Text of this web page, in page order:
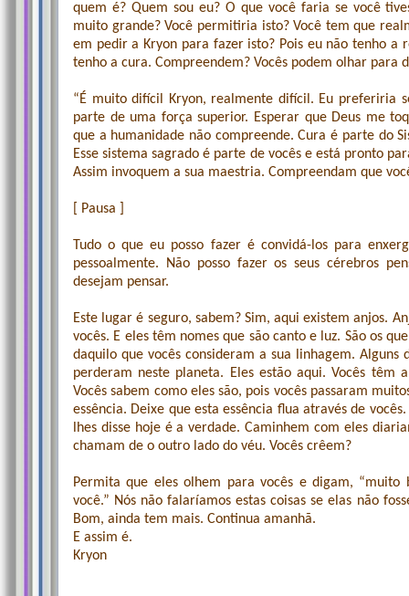
quem é? Quem sou eu? O que você faria se você
muito grande? Você permitiria isto? Você tem que
em pedir a Kryon para fazer isto? Pois eu não tenho a
tenho a cura. Compreendem? Vocês podem olhar para
“É muito difícil Kryon, realmente difícil. Eu preferiria
parte de uma força superior. Esperar que Deus me
que a humanidade não compreende. Cura é parte do
Esse sistema sagrado é parte de vocês e está pronto
Assim invoquem a sua maestria. Compreendam que
[ Pausa ]
Tudo o que eu posso fazer é convidá-los para
pessoalmente. Não posso fazer os seus cérebros
desejam pensar.
Este lugar é seguro, sabem? Sim, aqui existem anjos.
vocês. E eles têm nomes que são canto e luz. São os
daquilo que vocês consideram a sua linhagem.
perderam neste planeta. Eles estão aqui. Vocês têm
Vocês sabem como eles são, pois vocês passaram
essência. Deixe que esta essência flua através de
lhes disse hoje é a verdade. Caminhem com eles
chamam de o outro lado do véu. Vocês crêem?
Permita que eles olhem para vocês e digam, “muito
você.” Nós não falaríamos estas coisas se elas não
Bom, ainda tem mais. Continua amanhã.
E assim é.
Kryon